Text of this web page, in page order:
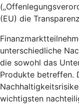
(EU) die
unterschiedliche
die sowohl das
Produkte betreffen.
wichtigsten